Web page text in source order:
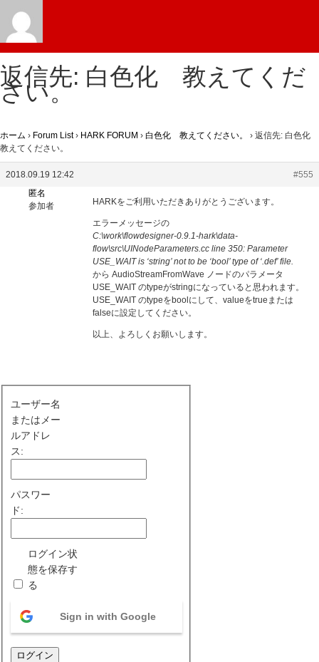
返信先: 白色化 教えてくだ
さい。
ホーム › Forum List › HARK FORUM › 白色化 教えてください。 › 返信先: 白色化
教えてください。
2018.09.19 12:42
#555
匿名
参加者
HARKをご利用いただきありがとうございます。
エラーメッセージの
C:\work\flowdesigner-0.9.1-hark\data-
flow\src\UINodeParameters.cc line 350: Parameter
USE_WAIT is ‘string’ not to be ‘bool’ type of ‘.def’ file.
から AudioStreamFromWave ノードのパラメータ
USE_WAIT のtypeがstringになっていると思われます。
USE_WAIT のtypeをboolにして、valueをtrueまたは
falseに設定してください。
以上、よろしくお願いします。
ユーザー名
またはメー
ルアドレ
ス:
パスワー
ド:
ログイン状
態を保存す
る
Sign in with Google
ログイン